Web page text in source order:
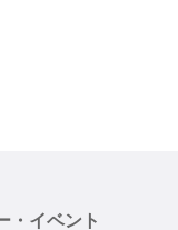
・イベント